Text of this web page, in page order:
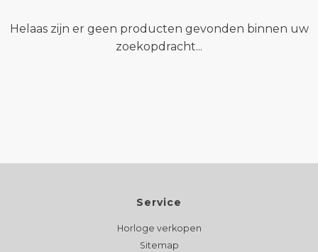
Helaas zijn er geen producten gevonden binnen uw
zoekopdracht...
Service
Horloge verkopen
Sitemap